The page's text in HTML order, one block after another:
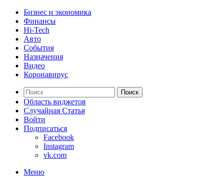
Бизнес и экономика
Финансы
Hi-Tech
Авто
События
Назначения
Видео
Коронавирус
Поиск
Область виджетов
Случайная Статья
Войти
Подписаться
Facebook
Instagram
vk.com
Меню